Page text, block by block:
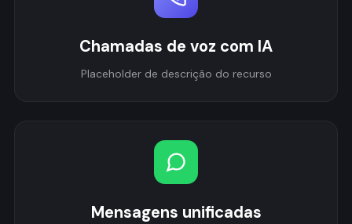
Chamadas de voz com IA
Placeholder de descrição do recurso
Mensagens unificadas